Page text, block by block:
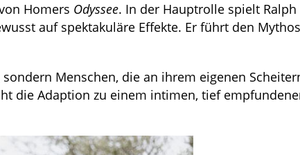
Homers Odyssee. In der Hauptrolle spielt Ralph
auf spektakuläre Effekte. Er führt den
Menschen, die an ihrem eigenen
die Adaption zu einem intimen, tief